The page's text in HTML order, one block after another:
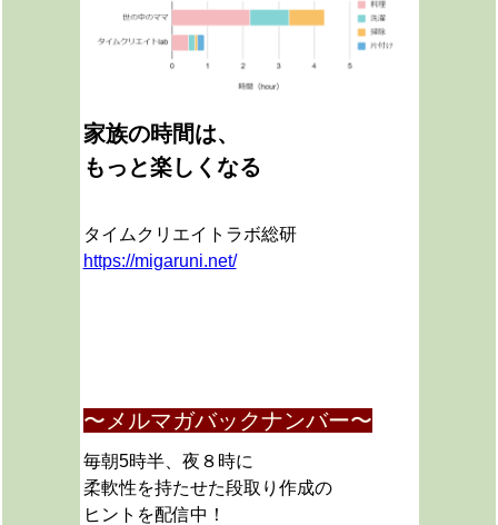
家族の時間は、
もっと楽しくなる
タイムクリエイトラボ総研
https://migaruni.net/
〜メルマガバックナンバー〜
毎朝5時半、夜８時に
柔軟性を持たせた段取り作成の
ヒントを配信中！